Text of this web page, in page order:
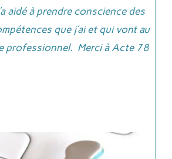
aidé à prendre conscience des
que j’ai et qui vont au
professionnel. Merci à Acte 78